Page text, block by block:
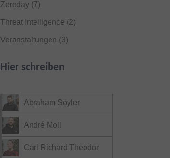
Zeroday(7)
Threat Intelligence (2)
Veranstaltungen (3)
Hier schreiben
Abraham Söyler
André Moll
Carl Richard Theodor